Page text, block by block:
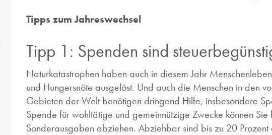
Tipps zum Jahreswechsel
Tipp 1: Spenden sind
Naturkatastrophen haben auch in diesem Jahr
und Hungersnöte ausgelöst. Und auch die Menschen in den
Gebieten der Welt benötigen dringend Hilfe, insbesondere
Spende für wohltätige und gemeinnützige Zwecke können
Sonderausgaben abziehen. Abziehbar sind bis zu 20 Prozent